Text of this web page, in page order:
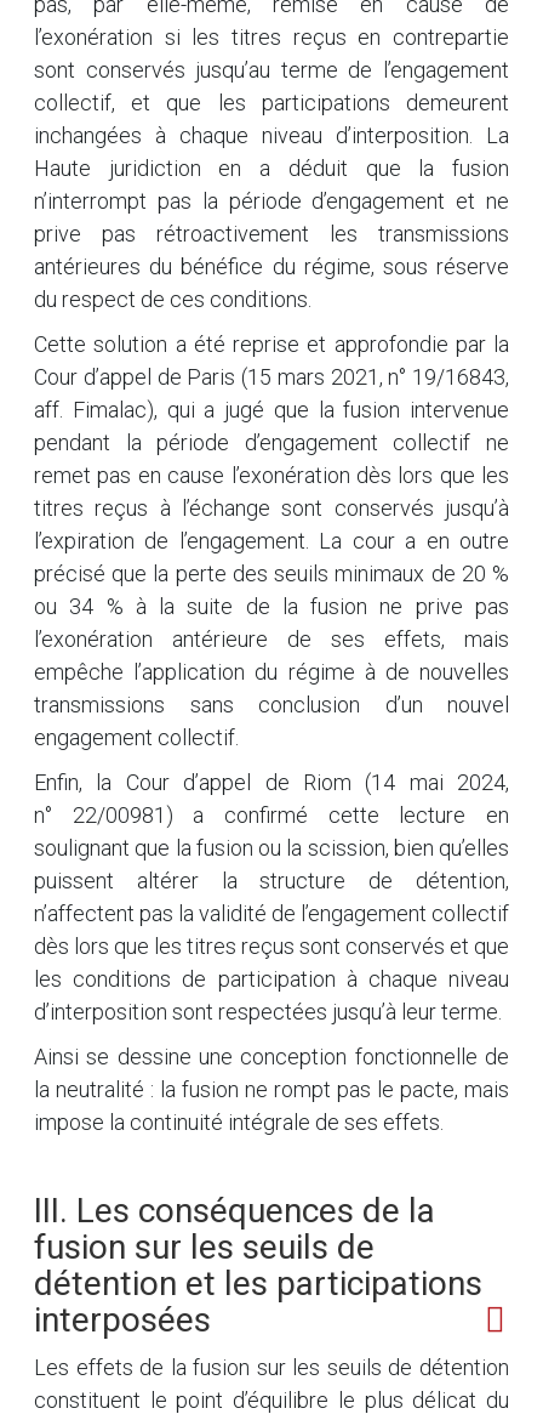
l’exonération si les titres reçus en contrepartie
sont conservés jusqu’au terme de l’engagement
collectif, et que les participations demeurent
inchangées à chaque niveau d’interposition. La
Haute juridiction en a déduit que la fusion
n’interrompt pas la période d’engagement et ne
prive pas rétroactivement les transmissions
antérieures du bénéfice du régime, sous réserve
du respect de ces conditions.
Cette solution a été reprise et approfondie par la
Cour d’appel de Paris (15 mars 2021, n° 19/16843,
aff. Fimalac), qui a jugé que la fusion intervenue
pendant la période d’engagement collectif ne
remet pas en cause l’exonération dès lors que les
titres reçus à l’échange sont conservés jusqu’à
l’expiration de l’engagement. La cour a en outre
précisé que la perte des seuils minimaux de 20 %
ou 34 % à la suite de la fusion ne prive pas
l’exonération antérieure de ses effets, mais
empêche l’application du régime à de nouvelles
transmissions sans conclusion d’un nouvel
engagement collectif.
Enfin, la Cour d’appel de Riom (14 mai 2024,
n° 22/00981) a confirmé cette lecture en
soulignant que la fusion ou la scission, bien qu’elles
puissent altérer la structure de détention,
n’affectent pas la validité de l’engagement collectif
dès lors que les titres reçus sont conservés et que
les conditions de participation à chaque niveau
d’interposition sont respectées jusqu’à leur terme.
Ainsi se dessine une conception fonctionnelle de
la neutralité : la fusion ne rompt pas le pacte, mais
impose la continuité intégrale de ses effets.
III. Les conséquences de la
fusion sur les seuils de
détention et les participations
interposées
Les effets de la fusion sur les seuils de détention
constituent le point d’équilibre le plus délicat du